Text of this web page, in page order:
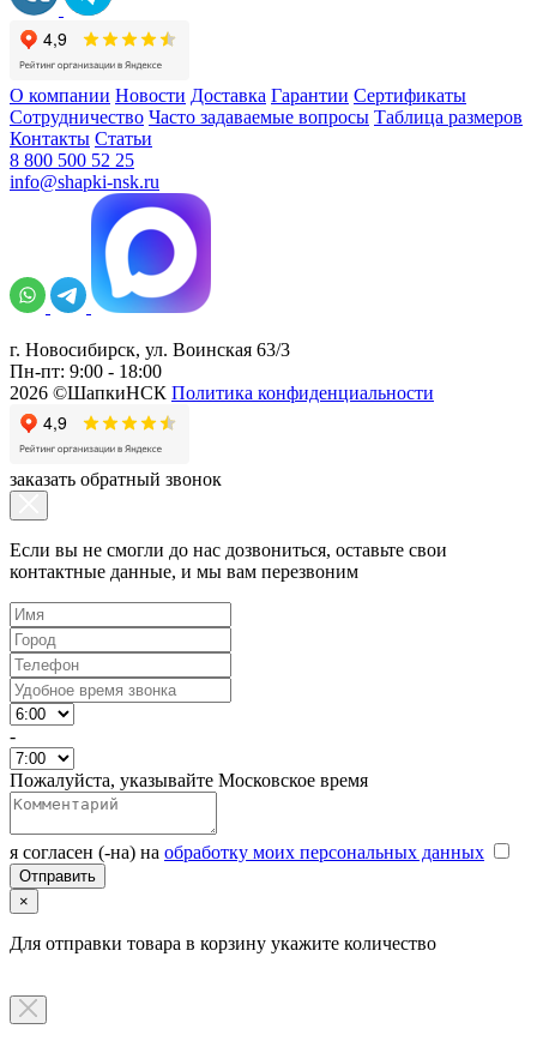
О компании Новости Доставка Гарантии Сертификаты
Сотрудничество Часто задаваемые вопросы Таблица размеров
Контакты Статьи
8 800 500 52 25
info@shapki-nsk.ru
г. Новосибирск, ул. Воинская 63/3
Пн-пт: 9:00 - 18:00
2026 ©ШапкиНСК Политика конфиденциальности
заказать обратный звонок
Если вы не смогли до нас дозвониться, оставьте свои
контактные данные, и мы вам перезвоним
-
Пожалуйста, указывайте Московское время
я согласен (-на) на обработку моих персональных данных
×
Для отправки товара в корзину укажите количество